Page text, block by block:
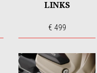
LINKS
€ 499